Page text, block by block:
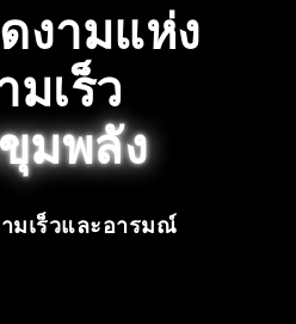
งามแห่ง
มเร็ว
มพลัง
มเร็วและอารมณ์